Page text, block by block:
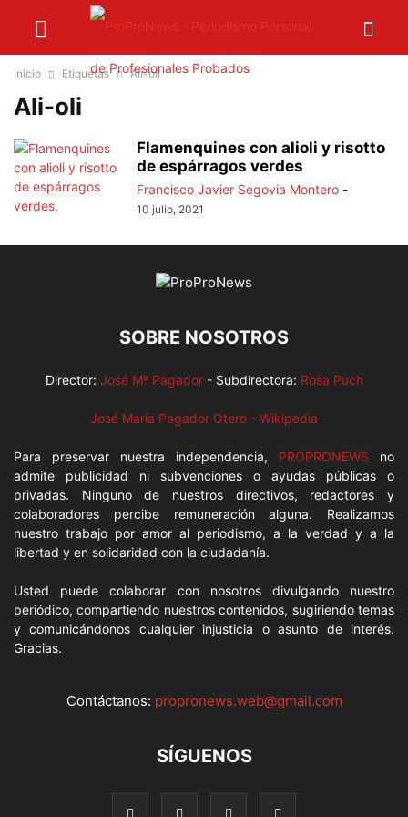
Inicio Etiquetas Ali-oli
Ali-oli
Flamenquines con alioli y risotto
de espárragos verdes
Francisco Javier Segovia Montero -
10 julio, 2021
SOBRE NOSOTROS
Director: José Mª Pagador- Subdirectora: Rosa Puch
José María Pagador Otero - Wikipedia
Para preservar nuestra independencia, PROPRONEWS no
admite publicidad ni subvenciones o ayudas públicas o
privadas. Ninguno de nuestros directivos, redactores y
colaboradores percibe remuneración alguna. Realizamos
nuestro trabajo por amor al periodismo, a la verdad y a la
libertad y en solidaridad con la ciudadanía.
Usted puede colaborar con nosotros divulgando nuestro
periódico, compartiendo nuestros contenidos, sugiriendo temas
y comunicándonos cualquier injusticia o asunto de interés.
Gracias.
Contáctanos: propronews.web@gmail.com
SÍGUENOS